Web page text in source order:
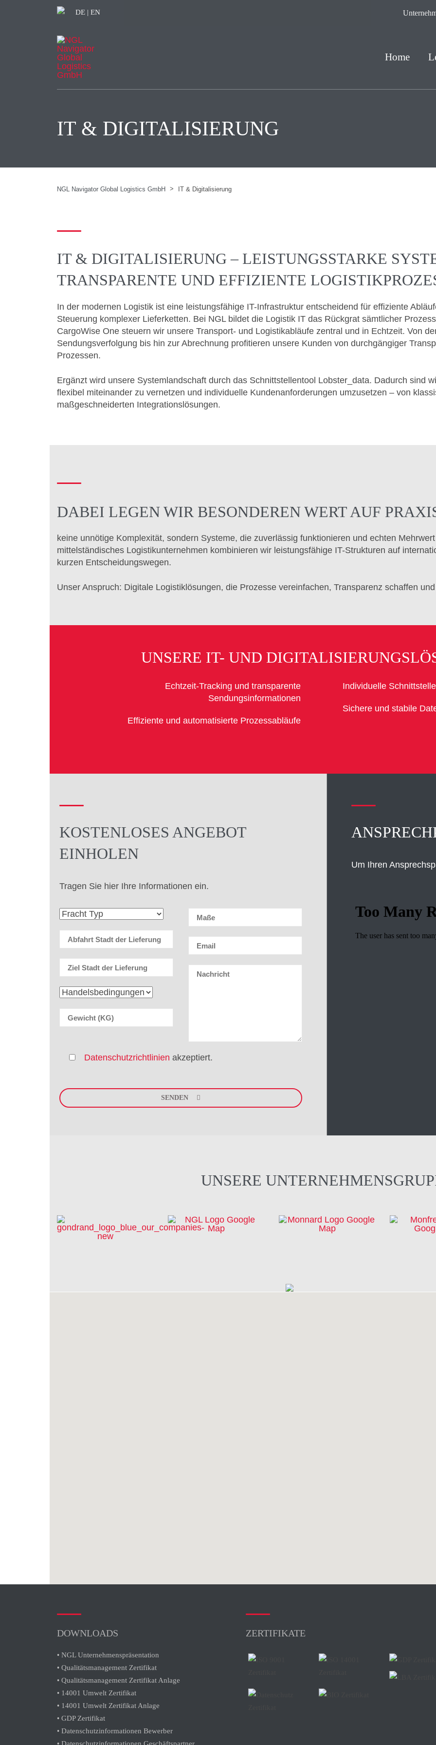
DE | EN
Home
IT & DIGITALISIERUNG
NGL Navigator Global Logistics GmbH > IT & Digitalisierung
IT & DIGITALISIERUNG – LEISTUNGSSTARKE
TRANSPARENTE UND EFFIZIENTE
In der modernen Logistik ist eine leistungsfähige IT-Infrastruktur entscheidend für effiziente
Steuerung komplexer Lieferketten. Bei NGL bildet die Logistik IT das Rückgrat sämtlicher
CargoWise One steuern wir unsere Transport- und Logistikabläufe zentral und in Echtzeit. Von
Sendungsverfolgung bis hin zur Abrechnung profitieren unsere Kunden von durchgängiger
Prozessen.
Ergänzt wird unsere Systemlandschaft durch das Schnittstellentool Lobster_data. Dadurch sind
flexibel miteinander zu vernetzen und individuelle Kundenanforderungen umzusetzen – von
maßgeschneiderten Integrationslösungen.
DABEI LEGEN WIR BESONDEREN WERT AUF
keine unnötige Komplexität, sondern Systeme, die zuverlässig funktionieren und echten
mittelständisches Logistikunternehmen kombinieren wir leistungsfähige IT-Strukturen auf
kurzen Entscheidungswegen.
Unser Anspruch: Digitale Logistiklösungen, die Prozesse vereinfachen, Transparenz schaffen
UNSERE IT- UND
Echtzeit-Tracking und transparente
Sendungsinformationen
Effiziente und automatisierte Prozessabläufe
Individuelle
Sichere und stabile
KOSTENLOSES ANGEBOT
EINHOLEN
Tragen Sie hier Ihre Informationen ein.
Datenschutzrichtlinien akzeptiert.
leave
this
SENDEN
Um Ihren
UNSERE
DOWNLOADS
• NGL Unternehmenspräsentation
• Qualitätsmanagement Zertifikat
• Qualitätsmanagement Zertifikat Anlage
• 14001 Umwelt Zertifikat
• 14001 Umwelt Zertifikat Anlage
• GDP Zertifikat
• Datenschutzinformationen Bewerber
• Datenschutzinformationen Geschäftspartner
ZERTIFIKATE